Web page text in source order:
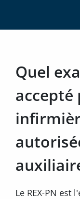
Quel
accepté
Le REX-PN est